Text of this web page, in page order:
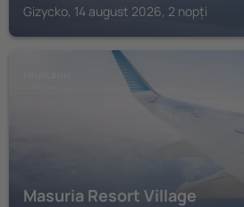
Gizycko, 14 august 2026, 2 nopți
Masuria Resort Village